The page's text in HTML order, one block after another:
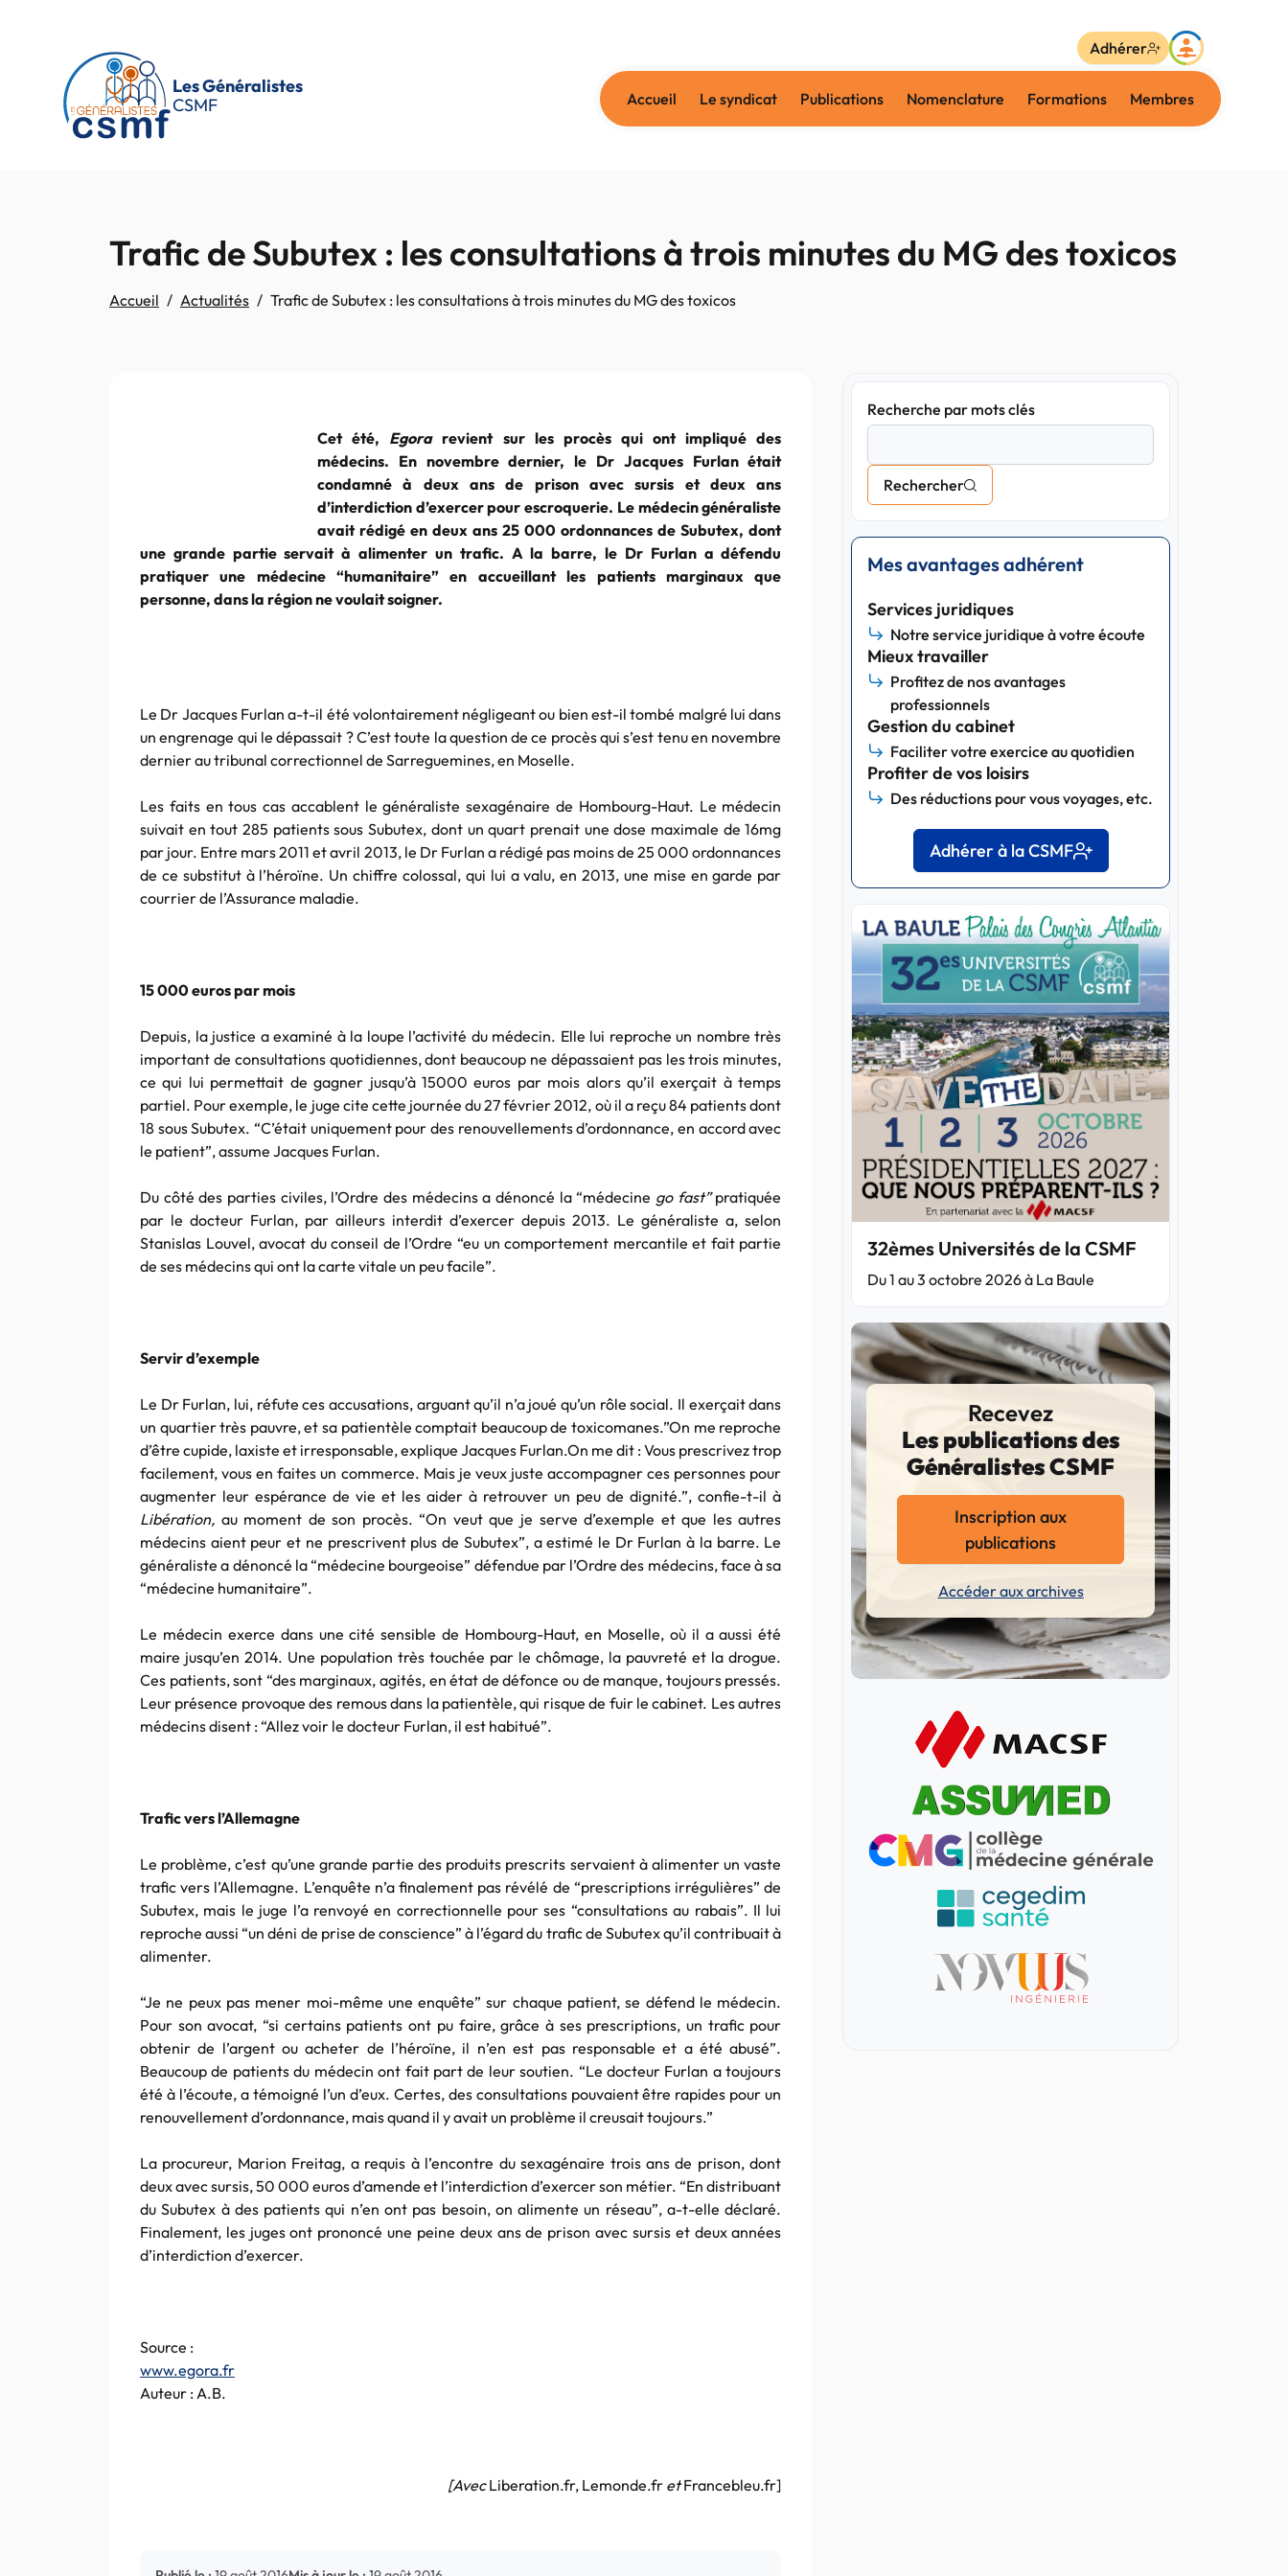
Les Généralistes
CSMF
Accueil Le syndicat Publications Nomenclature Formations Membres
Adhérer
Trafic de Subutex : les consultations à trois minutes du MG des toxicos
Accueil Actualités Trafic de Subutex : les consultations à trois minutes du MG des toxicos
Cet été, Egorarevient sur les procès qui ont impliqué des
médecins. En novembre dernier, le Dr Jacques Furlan était
condamné à deux ans de prison avec sursis et deux ans
d’interdiction d’exercer pour escroquerie. Le médecin généraliste
avait rédigé en deux ans 25 000 ordonnances de Subutex, dont
une grande partie servait à alimenter un trafic. A la barre, le Dr Furlan a défendu
pratiquer une médecine “humanitaire” en accueillant les patients marginaux que
personne, dans la région ne voulait soigner.
Le Dr Jacques Furlan a-t-il été volontairement négligeant ou bien est-il tombé malgré lui dans
un engrenage qui le dépassait ? C’est toute la question de ce procès qui s’est tenu en novembre
dernier au tribunal correctionnel de Sarreguemines, en Moselle.
Les faits en tous cas accablent le généraliste sexagénaire de Hombourg-Haut. Le médecin
suivait en tout 285 patients sous Subutex, dont un quart prenait une dose maximale de 16mg
par jour. Entre mars 2011 et avril 2013, le Dr Furlan a rédigé pas moins de 25 000 ordonnances
de ce substitut à l’héroïne. Un chiffre colossal, qui lui a valu, en 2013, une mise en garde par
courrier de l’Assurance maladie.
15 000 euros par mois
Depuis, la justice a examiné à la loupe l’activité du médecin. Elle lui reproche un nombre très
important de consultations quotidiennes, dont beaucoup ne dépassaient pas les trois minutes,
ce qui lui permettait de gagner jusqu’à 15000 euros par mois alors qu’il exerçait à temps
partiel. Pour exemple, le juge cite cette journée du 27 février 2012, où il a reçu 84 patients dont
18 sous Subutex. “C’était uniquement pour des renouvellements d’ordonnance, en accord avec
le patient”, assume Jacques Furlan.
Du côté des parties civiles, l’Ordre des médecins a dénoncé la “médecine go fast”pratiquée
par le docteur Furlan, par ailleurs interdit d’exercer depuis 2013. Le généraliste a, selon
Stanislas Louvel, avocat du conseil de l’Ordre “eu un comportement mercantile et fait partie
de ses médecins qui ont la carte vitale un peu facile”.
Servir d’exemple
Le Dr Furlan, lui, réfute ces accusations, arguant qu’il n’a joué qu’un rôle social. Il exerçait dans
un quartier très pauvre, et sa patientèle comptait beaucoup de toxicomanes.”On me reproche
d’être cupide, laxiste et irresponsable, explique Jacques Furlan.On me dit : Vous prescrivez trop
facilement, vous en faites un commerce. Mais je veux juste accompagner ces personnes pour
augmenter leur espérance de vie et les aider à retrouver un peu de dignité.”, confie-t-il à
Libération, au moment de son procès. “On veut que je serve d’exemple et que les autres
médecins aient peur et ne prescrivent plus de Subutex”, a estimé le Dr Furlan à la barre. Le
généraliste a dénoncé la “médecine bourgeoise” défendue par l’Ordre des médecins, face à sa
“médecine humanitaire”.
Le médecin exerce dans une cité sensible de Hombourg-Haut, en Moselle, où il a aussi été
maire jusqu’en 2014. Une population très touchée par le chômage, la pauvreté et la drogue.
Ces patients, sont “des marginaux, agités, en état de défonce ou de manque, toujours pressés.
Leur présence provoque des remous dans la patientèle, qui risque de fuir le cabinet. Les autres
médecins disent : “Allez voir le docteur Furlan, il est habitué”.
Trafic vers l’Allemagne
Le problème, c’est qu’une grande partie des produits prescrits servaient à alimenter un vaste
trafic vers l’Allemagne. L’enquête n’a finalement pas révélé de “prescriptions irrégulières” de
Subutex, mais le juge l’a renvoyé en correctionnelle pour ses “consultations au rabais”. Il lui
reproche aussi “un déni de prise de conscience” à l’égard du trafic de Subutex qu’il contribuait à
alimenter.
“Je ne peux pas mener moi-même une enquête” sur chaque patient, se défend le médecin.
Pour son avocat, “si certains patients ont pu faire, grâce à ses prescriptions, un trafic pour
obtenir de l’argent ou acheter de l’héroïne, il n’en est pas responsable et a été abusé”.
Beaucoup de patients du médecin ont fait part de leur soutien. “Le docteur Furlan a toujours
été à l’écoute, a témoigné l’un d’eux. Certes, des consultations pouvaient être rapides pour un
renouvellement d’ordonnance, mais quand il y avait un problème il creusait toujours.”
La procureur, Marion Freitag, a requis à l’encontre du sexagénaire trois ans de prison, dont
deux avec sursis, 50 000 euros d’amende et l’interdiction d’exercer son métier. “En distribuant
du Subutex à des patients qui n’en ont pas besoin, on alimente un réseau”, a-t-elle déclaré.
Finalement, les juges ont prononcé une peine deux ans de prison avec sursis et deux années
d’interdiction d’exercer.
Source :
www.egora.fr
Auteur : A.B.
[AvecLiberation.fr, Lemonde.fr etFrancebleu.fr]
Recherche par mots clés
Rechercher
Mes avantages adhérent
Services juridiques
Notre service juridique à votre écoute
Mieux travailler
Profitez de nos avantages
professionnels
Gestion du cabinet
Faciliter votre exercice au quotidien
Profiter de vos loisirs
Des réductions pour vous voyages, etc.
Adhérer à la CSMF
32èmes Universités de la CSMF
Du 1 au 3 octobre 2026 à La Baule
Recevez
Les publications des
Généralistes CSMF
Inscription aux
publications
Accéder aux archives